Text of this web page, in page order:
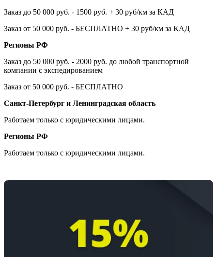
Заказ до 50 000 руб. - 1500 руб. + 30 руб/км за КАД
Заказ от 50 000 руб. - БЕСПЛАТНО + 30 руб/км за КАД
Регионы РФ
Заказ до 50 000 руб. - 2000 руб. до любой транспортной
компании с экспедированием
Заказ от 50 000 руб. - БЕСПЛАТНО
Санкт-Петербург и Ленинградская область
Работаем только с юридическими лицами.
Регионы РФ
Работаем только с юридическими лицами.